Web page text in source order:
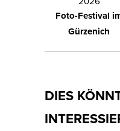
Foto-Festival
Gürzenich
DIES